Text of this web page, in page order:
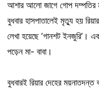
আশার আলো জাগে গোপ দম্পতির
বুধবার হাসপাতালেই মৃত্যু হয়
লেখা হয়েছে ‘গানশট ইনজুরি’।
পড়েন মা- বাবা।
বুধবারই রিয়ার দেহের ময়নাতদন্ত